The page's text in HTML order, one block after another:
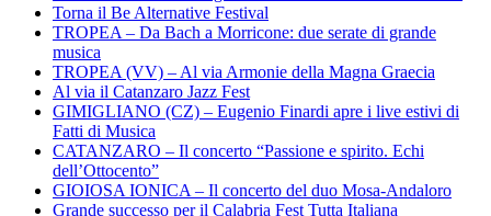
Torna il Be Alternative Festival
TROPEA – Da Bach a Morricone: due serate di grande
musica
TROPEA (VV) – Al via Armonie della Magna Graecia
Al via il Catanzaro Jazz Fest
GIMIGLIANO (CZ) – Eugenio Finardi apre i live estivi di
Fatti di Musica
CATANZARO – Il concerto “Passione e spirito. Echi
dell’Ottocento”
GIOIOSA IONICA – Il concerto del duo Mosa-Andaloro
Grande successo per il Calabria Fest Tutta Italiana